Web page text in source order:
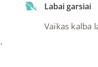
Labai garsiai
Vaikas kalba